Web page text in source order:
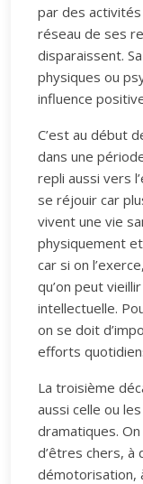
par des
réseau de ses
disparaissent.
physiques ou
influence
C’est au début
dans une
repli aussi vers
se réjouir car
vivent une vie
physiquement
car si on
qu’on peut
intellectuelle.
on se doit
efforts
La troisième
aussi celle ou
dramatiques.
d’êtres chers, à
démotorisation,